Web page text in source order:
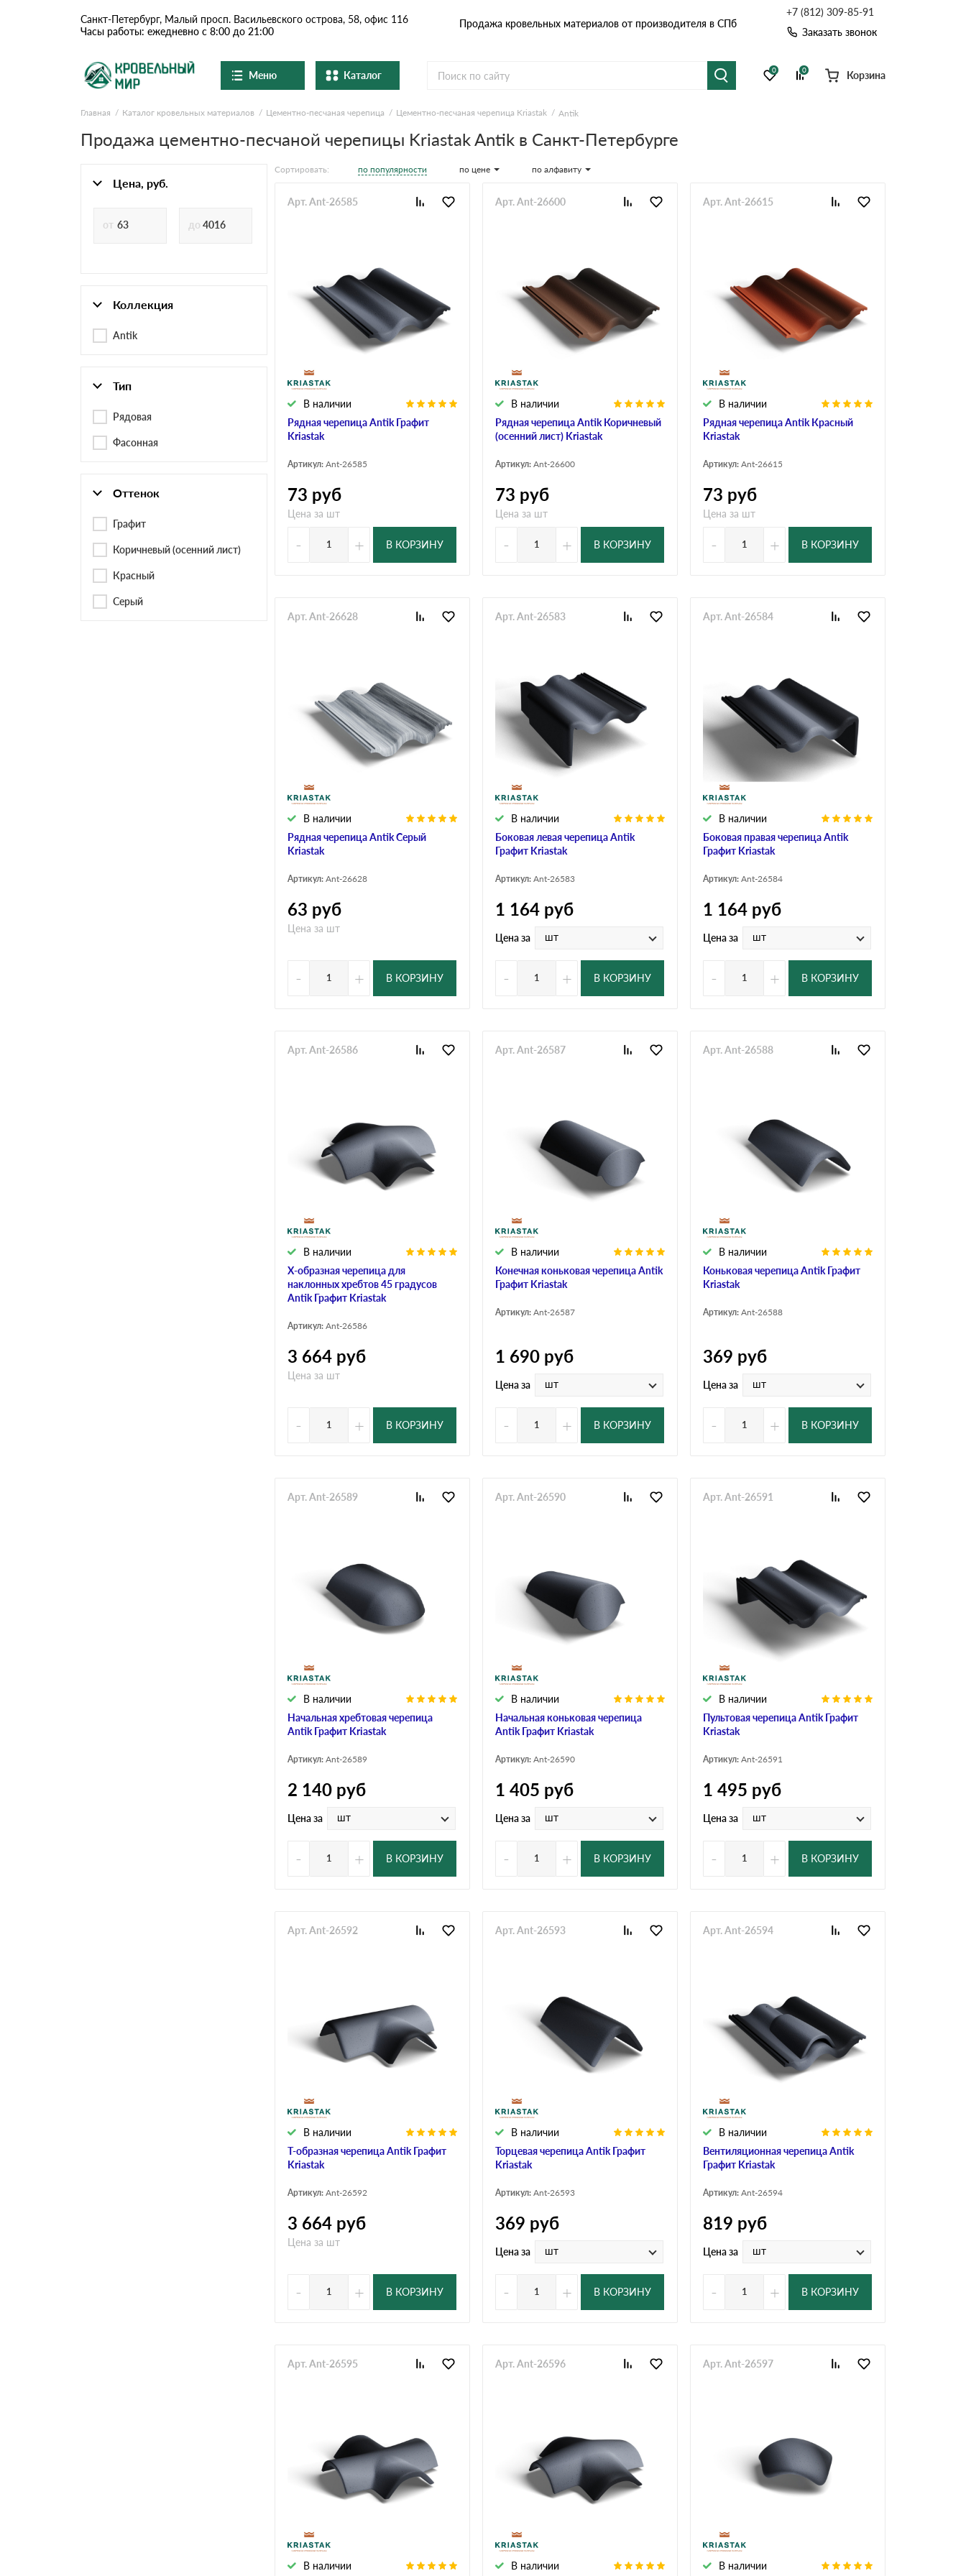
Продажа кровельных материалов от производителя в СПб
Санкт-Петербург, Малый просп. Васильевского острова, 58, офис 116
Часы работы: ежедневно с 8:00 до 21:00
+7 (812) 309-85-91
Заказать звонок
Меню
Доставка и оплата
Шоу-рум
Расчет кровли из металлочерепицы
Расчет штакетника для забора
Расчет кровли
Каталог
Ондулин и шифер Металлочерепица
Сланцевая кровля Профнастил и штакетник Водосточные системы Софиты
Черепица Ондулин Ондулин Смарт
Шифер 7-волновой
0 0 Корзина
Главная Каталог кровельных материалов Цементно-песчаная черепица Цементно-песчаная черепица Kriastak Antik
Продажа цементно-песчаной черепицы Kriastak Antik в Санкт-Петербурге
Цена, руб.
Коллекция
Antik
Тип
Рядовая
Фасонная
Оттенок
Графит
Коричневый (осенний лист)
Красный
Серый
Сортировать: по популярности по цене по алфавиту
Рядная черепица Antik Графит
Kriastak
В наличии
Арт. Ant-26585
Артикул: Ant-26585
73 руб
Цена за шт
- + В КОРЗИНУ
Рядная черепица Antik Коричневый
(осенний лист) Kriastak
В наличии
Арт. Ant-26600
Артикул: Ant-26600
73 руб
Цена за шт
- + В КОРЗИНУ
Рядная черепица Antik Красный
Kriastak
В наличии
Арт. Ant-26615
Артикул: Ant-26615
73 руб
Цена за шт
- + В КОРЗИНУ
Рядная черепица Antik Серый
Kriastak
В наличии
Арт. Ant-26628
Артикул: Ant-26628
63 руб
Цена за шт
- + В КОРЗИНУ
Боковая левая черепица Antik
Графит Kriastak
В наличии
Арт. Ant-26583
Артикул: Ant-26583
1 164 руб
Цена за шт
- + В КОРЗИНУ
Боковая правая черепица Antik
Графит Kriastak
В наличии
Арт. Ant-26584
Артикул: Ant-26584
1 164 руб
Цена за шт
- + В КОРЗИНУ
Х-образная черепица для
наклонных хребтов 45 градусов
Antik Графит Kriastak
В наличии
Арт. Ant-26586
Артикул: Ant-26586
3 664 руб
Цена за шт
- + В КОРЗИНУ
Конечная коньковая черепица Antik
Графит Kriastak
В наличии
Арт. Ant-26587
Артикул: Ant-26587
1 690 руб
Цена за шт
- + В КОРЗИНУ
Коньковая черепица Antik Графит
Kriastak
В наличии
Арт. Ant-26588
Артикул: Ant-26588
369 руб
Цена за шт
- + В КОРЗИНУ
Начальная хребтовая черепица
Antik Графит Kriastak
В наличии
Арт. Ant-26589
Артикул: Ant-26589
2 140 руб
Цена за шт
- + В КОРЗИНУ
Начальная коньковая черепица
Antik Графит Kriastak
В наличии
Арт. Ant-26590
Артикул: Ant-26590
1 405 руб
Цена за шт
- + В КОРЗИНУ
Пультовая черепица Antik Графит
Kriastak
В наличии
Арт. Ant-26591
Артикул: Ant-26591
1 495 руб
Цена за шт
- + В КОРЗИНУ
Т-образная черепица Antik Графит
Kriastak
В наличии
Арт. Ant-26592
Артикул: Ant-26592
3 664 руб
Цена за шт
- + В КОРЗИНУ
Торцевая черепица Antik Графит
Kriastak
В наличии
Арт. Ant-26593
Артикул: Ant-26593
369 руб
Цена за шт
- + В КОРЗИНУ
Вентиляционная черепица Antik
Графит Kriastak
В наличии
Арт. Ant-26594
Артикул: Ant-26594
819 руб
Цена за шт
- + В КОРЗИНУ
В наличии
Арт. Ant-26595
В наличии
Арт. Ant-26596
В наличии
Арт. Ant-26597